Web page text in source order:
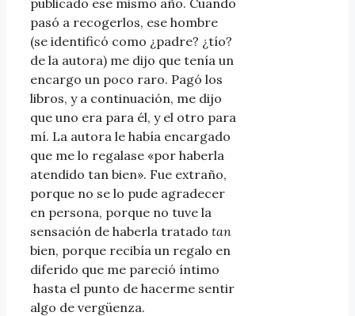
pasó a recogerlos, ese hombre
(se identificó como ¿padre? ¿tío?
de la autora) me dijo que tenía un
encargo un poco raro. Pagó los
libros, y a continuación, me dijo
que uno era para él, y el otro para
mí. La autora le había encargado
que me lo regalase «por haberla
atendido tan bien». Fue extraño,
porque no se lo pude agradecer
en persona, porque no tuve la
sensación de haberla tratado tan
bien, porque recibía un regalo en
diferido que me pareció íntimo
hasta el punto de hacerme sentir
algo de vergüenza.